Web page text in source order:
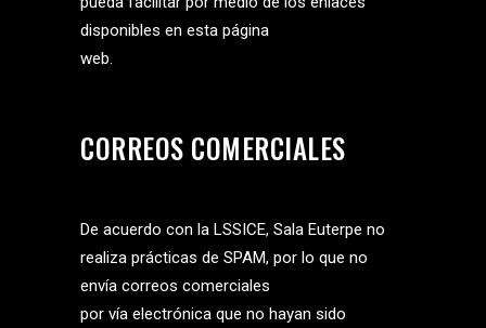
disponibles en esta página
web.
CORREOS COMERCIALES
De acuerdo con la LSSICE, Sala Euterpe no
realiza prácticas de SPAM, por lo que no
envía correos comerciales
por vía electrónica que no hayan sido